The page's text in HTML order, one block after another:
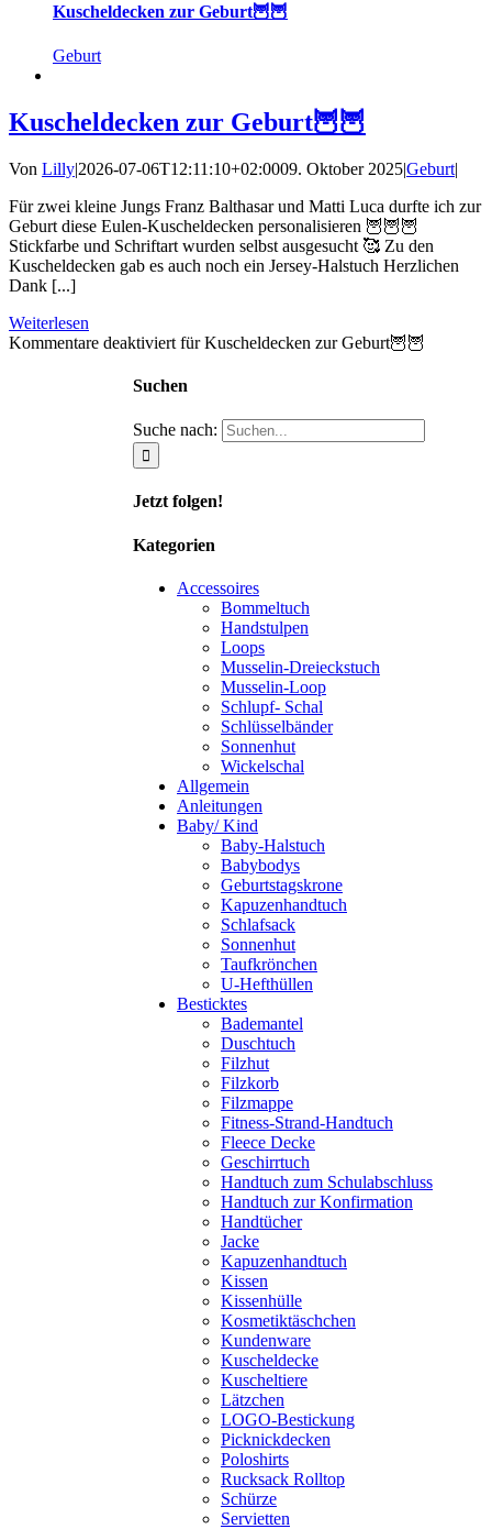
Kuscheldecken zur Geburt🦉🦉
Geburt
Kuscheldecken zur Geburt🦉🦉
Von Lilly|2026-07-06T12:11:10+02:0009. Oktober 2025|Geburt|
Für zwei kleine Jungs Franz Balthasar und Matti Luca durfte ich zur
Geburt diese Eulen-Kuscheldecken personalisieren 🦉🦉🦉
Stickfarbe und Schriftart wurden selbst ausgesucht 🥰 Zu den
Kuscheldecken gab es auch noch ein Jersey-Halstuch Herzlichen
Dank [...]
Weiterlesen
Kommentare deaktiviert für Kuscheldecken zur Geburt🦉🦉
Suchen
Suche nach:
Jetzt folgen!
Kategorien
Accessoires
Bommeltuch
Handstulpen
Loops
Musselin-Dreieckstuch
Musselin-Loop
Schlupf- Schal
Schlüsselbänder
Sonnenhut
Wickelschal
Allgemein
Anleitungen
Baby/ Kind
Baby-Halstuch
Babybodys
Geburtstagskrone
Kapuzenhandtuch
Schlafsack
Sonnenhut
Taufkrönchen
U-Hefthüllen
Besticktes
Bademantel
Duschtuch
Filzhut
Filzkorb
Filzmappe
Fitness-Strand-Handtuch
Fleece Decke
Geschirrtuch
Handtuch zum Schulabschluss
Handtuch zur Konfirmation
Handtücher
Jacke
Kapuzenhandtuch
Kissen
Kissenhülle
Kosmetiktäschchen
Kundenware
Kuscheldecke
Kuscheltiere
Lätzchen
LOGO-Bestickung
Picknickdecken
Poloshirts
Rucksack Rolltop
Schürze
Servietten